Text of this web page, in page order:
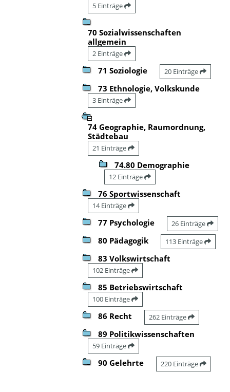
5 Einträge
70 Sozialwissenschaften
allgemein
2 Einträge
71 Soziologie 20 Einträge
73 Ethnologie, Volkskunde
3 Einträge
74 Geographie, Raumordnung,
Städtebau
21 Einträge
74.80 Demographie
12 Einträge
76 Sportwissenschaft
14 Einträge
77 Psychologie 26 Einträge
80 Pädagogik 113 Einträge
83 Volkswirtschaft
102 Einträge
85 Betriebswirtschaft
100 Einträge
86 Recht 262 Einträge
89 Politikwissenschaften
59 Einträge
90 Gelehrte 220 Einträge